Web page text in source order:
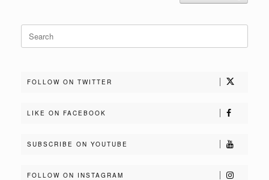
Search
for:
FOLLOW ON TWITTER
LIKE ON FACEBOOK
SUBSCRIBE ON YOUTUBE
FOLLOW ON INSTAGRAM